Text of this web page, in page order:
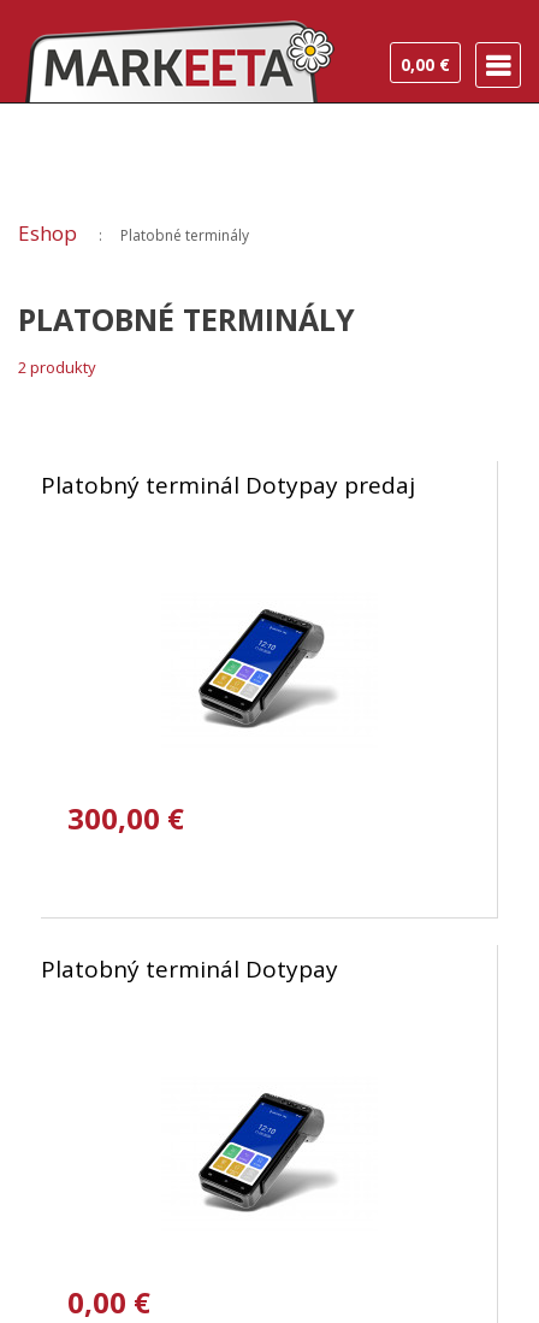
0,00 €
Eshop Platobné terminály
PLATOBNÉ TERMINÁLY
2 produkty
Platobný terminál Dotypay predaj
300,00 €
Platobný terminál Dotypay
0,00 €